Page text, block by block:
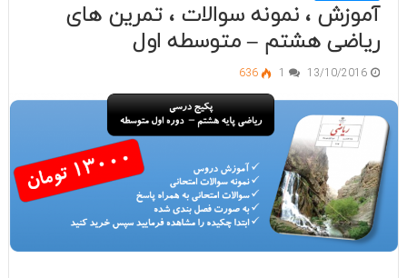
آموزش ، نمونه سوالات ، تمرین های
ریاضی هشتم – متوسطه اول
13/10/2016
1
636